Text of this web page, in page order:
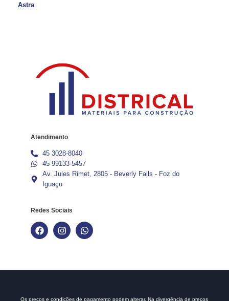
Astra
Atendimento
45 3028-8040
45 99133-5457
Av. Jules Rimet, 2805 - Beverly Falls - Foz do
Iguaçu
Redes Sociais
Os preços e condições de pagamento podem alterar. Na divergência de preços